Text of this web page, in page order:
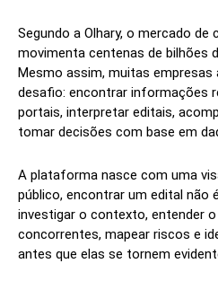
Segundo a Olhary, o mercado de
movimenta centenas de bilhões
Mesmo assim, muitas empresas
desafio: encontrar informações
portais, interpretar editais,
tomar decisões com base em
A plataforma nasce com uma
público, encontrar um edital não
investigar o contexto, entender
concorrentes, mapear riscos e
antes que elas se tornem